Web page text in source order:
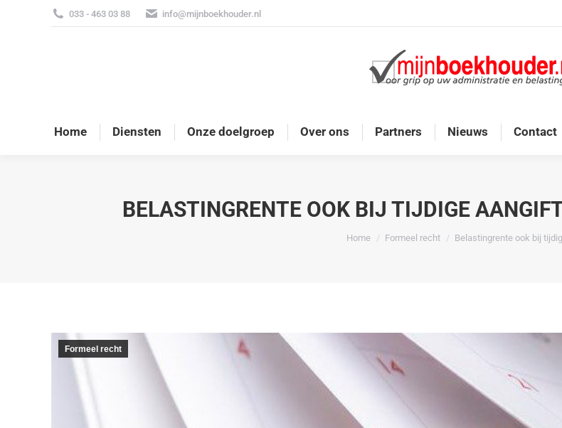
033 - 463 03 88 info@mijnboekhouder.nl
Home Diensten Onze doelgroep Over ons Partners Nieuws Contact
BELASTINGRENTE OOK BIJ TIJDIGE
Je bent hier:
Home Formeel recht Belastingrente ook bij
Formeel recht
Home Diensten Onze doelgroep